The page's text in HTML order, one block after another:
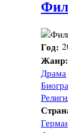
Год:
Жанр:
Драма